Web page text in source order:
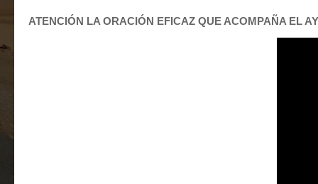
ATENCIÓN LA ORACIÓN EFICAZ QUE ACOMPAÑA EL